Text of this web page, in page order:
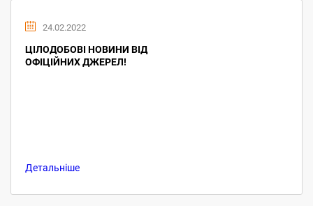
24.02.2022
ЦІЛОДОБОВІ НОВИНИ ВІД
ОФІЦІЙНИХ ДЖЕРЕЛ!
Детальніше